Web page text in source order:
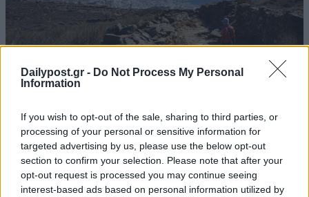
Dailypost.gr - Do Not Process My Personal
Information
If you wish to opt-out of the sale, sharing to third parties, or
processing of your personal or sensitive information for
targeted advertising by us, please use the below opt-out
section to confirm your selection. Please note that after your
opt-out request is processed you may continue seeing
interest-based ads based on personal information utilized by
Conde Nast Traveller: Στην πρώτη θέση των
ανεξερεύνητων νησιών η Τήνος
30/06/2022